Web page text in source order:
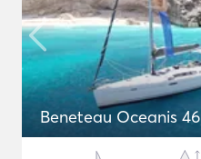
Beneteau Oceanis 46